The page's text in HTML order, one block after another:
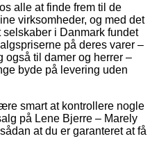
alle at finde frem til de
virksomheder, og med det
i Danmark fundet
på deres varer –
også til damer og herrer –
byde på levering uden
smart at kontrollere nogle
på Lene Bjerre – Marely
at du er garanteret at få